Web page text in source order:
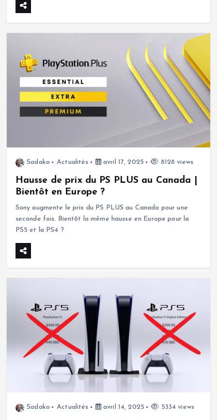
Sadako Actualités avril 17, 2025 8128 views
Hausse de prix du PS PLUS au Canada |
Bientôt en Europe ?
Sony augmente le prix du PS PLUS au Canada pour une
seconde fois. Bientôt la même hausse en Europe pour la
PS5 et la PS4 ?
Sadako Actualités avril 14, 2025 5334 views